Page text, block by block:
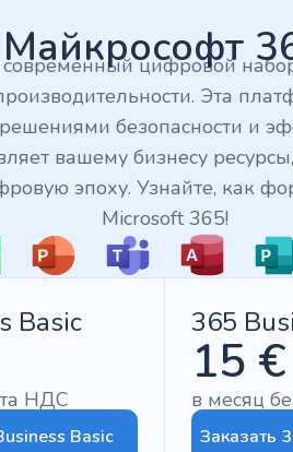
Майкрософт
цифровой
Эта
безопасности и
вашему бизнесу
эпоху. Узнайте, как
Microsoft 365!
Basic
НДС
Basic
365
15 €
в месяц
Заказать